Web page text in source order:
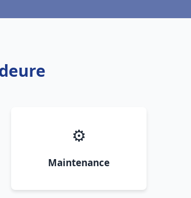
⚙️
Maintenance